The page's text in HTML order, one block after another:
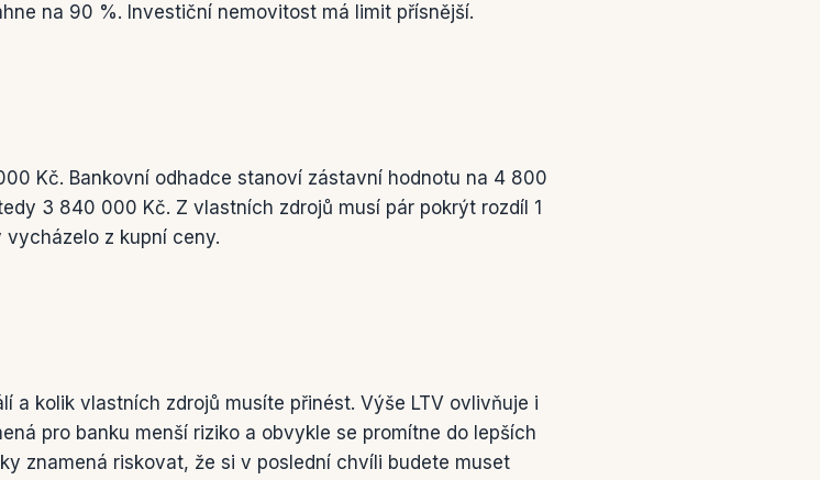
na 90 %. Investiční nemovitost má limit přísnější.
Kč. Bankovní odhadce stanoví zástavní hodnotu na 4 800
3 840 000 Kč. Z vlastních zdrojů musí pár pokrýt rozdíl 1
z kupní ceny.
a kolik vlastních zdrojů musíte přinést. Výše LTV ovlivňuje i
pro banku menší riziko a obvykle se promítne do lepších
znamená riskovat, že si v poslední chvíli budete muset